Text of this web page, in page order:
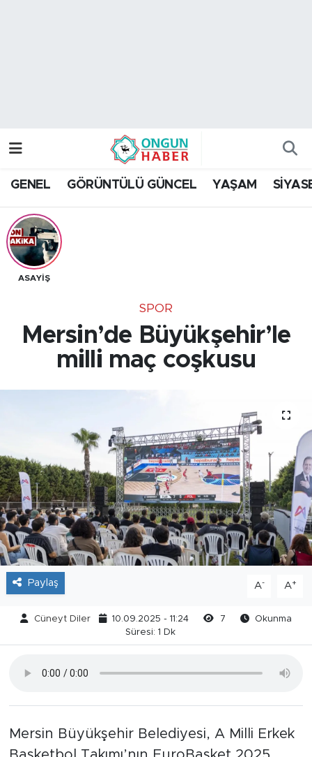
GENEL GÖRÜNTÜLÜ GÜNCEL YAŞAM
ASAYİŞ
SPOR
Mersin’de Büyükşehir’le
milli maç coşkusu
Paylaş A- A+
Cüneyt Diler 10.09.2025 - 11:24 7
Okunma
Süresi: 1 Dk
Mersin Büyükşehir Belediyesi, A Milli Erkek
Trafik Durumu
Tüm Manşetler
Son Dakika Haberleri